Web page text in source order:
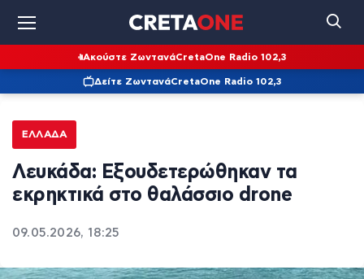
Ακούστε ΖωντανάCretaOne Radio 102,3
Δείτε ΖωντανάCretaOne Radio 102,3
ΕΛΛΆΔΑ
Λευκάδα: Εξουδετερώθηκαν τα
εκρηκτικά στο θαλάσσιο drone
09.05.2026, 18:25